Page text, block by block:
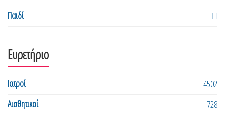
Παιδί
Ευρετήριο
Ιατροί
4502
Αισθητικοί
728